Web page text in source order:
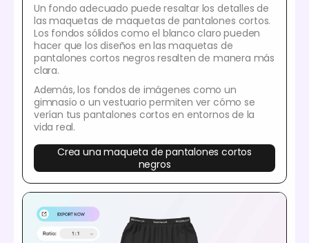
Un fondo adecuado puede resaltar los detalles de
las maquetas de maquetas de pantalones cortos.
Los fondos sólidos como el blanco claro pueden
hacer que los diseños en las maquetas de
pantalones cortos negros resalten de manera más
clara.
Además, los fondos de imágenes como un
gimnasio o un vestuario permiten ver cómo se
verían tus pantalones cortos en entornos de la
vida real.
Crea una maqueta de pantalones cortos
negros